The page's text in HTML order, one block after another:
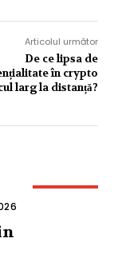
Articolul următor
De ce lipsa de
în crypto
larg la distanță?